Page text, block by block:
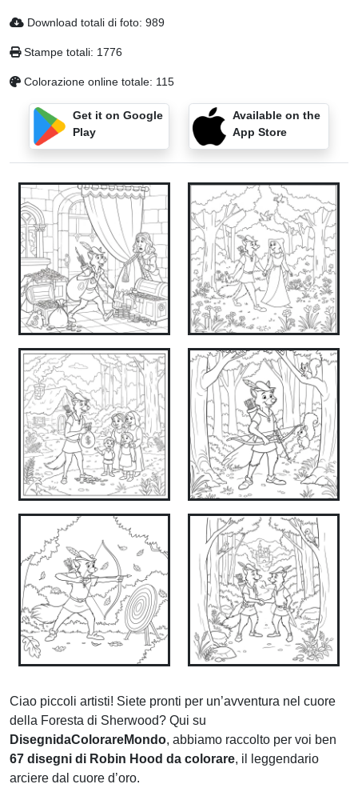
Download totali di foto: 989
Stampe totali: 1776
Colorazione online totale: 115
Get it on Google
Play
Available on the
App Store
Ciao piccoli artisti! Siete pronti per un’avventura nel cuore
della Foresta di Sherwood? Qui su
DisegnidaColorareMondo, abbiamo raccolto per voi ben
67 disegni di Robin Hood da colorare, il leggendario
arciere dal cuore d’oro.